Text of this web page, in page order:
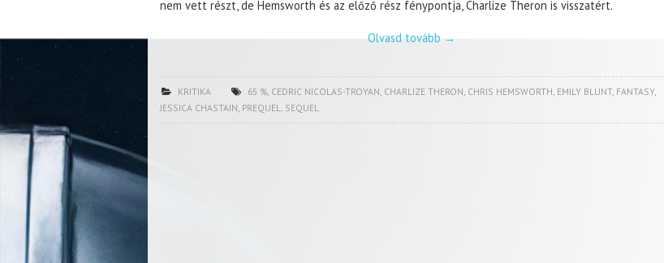
nem vett részt, de Hemsworth és az előző rész fénypontja, Charlize Theron is visszatért.
Olvasd tovább →
KRITIKA 65 %, CEDRIC NICOLAS-TROYAN, CHARLIZE THERON, CHRIS HEMSWORTH, EMILY BLUNT, FANTASY,
JESSICA CHASTAIN, PREQUEL, SEQUEL